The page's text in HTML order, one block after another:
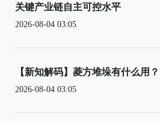
关键产业链自主可控水平
2026-08-04 03:05
【新知解码】菱方堆垛有什么用？
2026-08-04 03:05